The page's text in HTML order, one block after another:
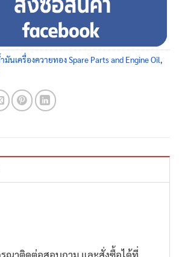
มันเครื่องควายทอง Spare Parts and Engine Oil